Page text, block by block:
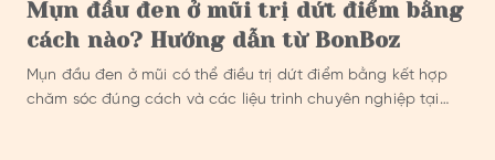
Mụn đầu đen ở mũi trị dứt điểm bằng
cách nào? Hướng dẫn từ BonBoz
Mụn đầu đen ở mũi có thể điều trị dứt điểm bằng kết hợp
chăm sóc đúng cách và các liệu trình chuyên nghiệp tại